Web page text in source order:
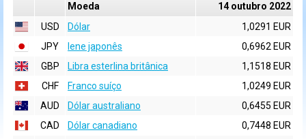
Moeda
14 outubro 2022
USD
Dólar
1,0291 EUR
JPY
Iene japonês
0,6962 EUR
GBP
Libra esterlina britânica
1,1518 EUR
CHF
Franco suíço
1,0249 EUR
AUD
Dólar australiano
0,6455 EUR
CAD
Dólar canadiano
0,7448 EUR